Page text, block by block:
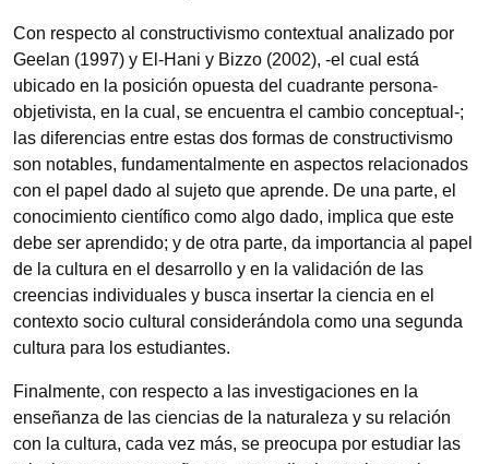
Con respecto al constructivismo contextual analizado por
Geelan (1997) y El-Hani y Bizzo (2002), -el cual está
ubicado en la posición opuesta del cuadrante persona-
objetivista, en la cual, se encuentra el cambio conceptual-;
las diferencias entre estas dos formas de constructivismo
son notables, fundamentalmente en aspectos relacionados
con el papel dado al sujeto que aprende. De una parte, el
conocimiento científico como algo dado, implica que este
debe ser aprendido; y de otra parte, da importancia al papel
de la cultura en el desarrollo y en la validación de las
creencias individuales y busca insertar la ciencia en el
contexto socio cultural considerándola como una segunda
cultura para los estudiantes.
Finalmente, con respecto a las investigaciones en la
enseñanza de las ciencias de la naturaleza y su relación
con la cultura, cada vez más, se preocupa por estudiar las